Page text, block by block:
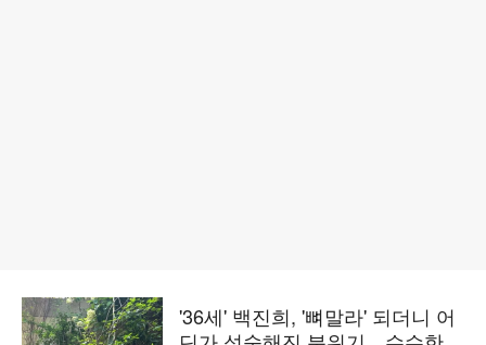
'36세' 백진희, '뼈말라' 되더니 어